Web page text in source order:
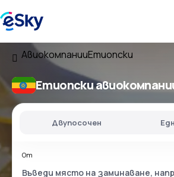
АвиокомпанииЕтиопски
Етиопски
Двупосочен
От